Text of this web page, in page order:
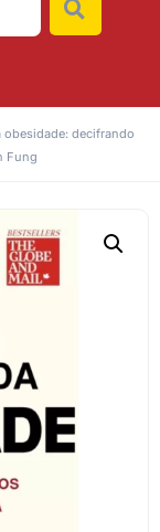
obesidade: decifrando
Fung